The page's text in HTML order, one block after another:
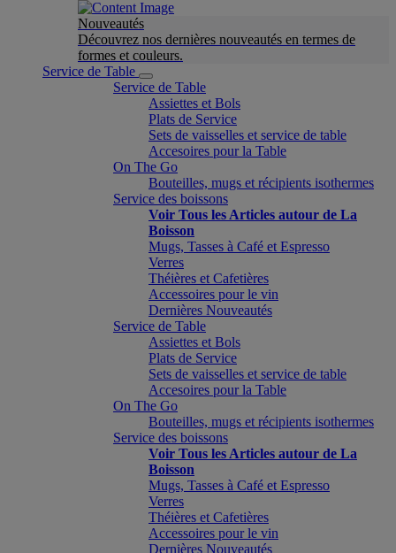
Nouveautés
Découvrez nos dernières nouveautés en termes de
formes et couleurs.
Service de Table
Service de Table
Assiettes et Bols
Plats de Service
Sets de vaisselles et service de table
Accesoires pour la Table
On The Go
Bouteilles, mugs et récipients isothermes
Service des boissons
Voir Tous les Articles autour de La
Boisson
Mugs, Tasses à Café et Espresso
Verres
Théières et Cafetières
Accessoires pour le vin
Dernières Nouveautés
Service de Table
Assiettes et Bols
Plats de Service
Sets de vaisselles et service de table
Accesoires pour la Table
On The Go
Bouteilles, mugs et récipients isothermes
Service des boissons
Voir Tous les Articles autour de La
Boisson
Mugs, Tasses à Café et Espresso
Verres
Théières et Cafetières
Accessoires pour le vin
Dernières Nouveautés